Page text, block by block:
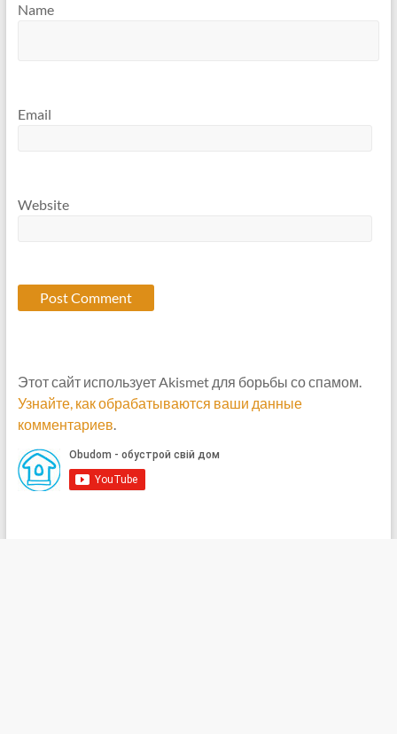
Name
Email
Website
Этот сайт использует Akismet для борьбы со спамом.
Узнайте, как обрабатываются ваши данные
комментариев.